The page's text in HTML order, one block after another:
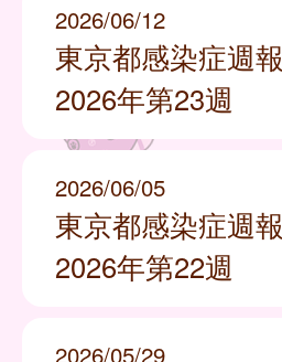
2026/06/12
東京都感染症週報
2026年第23週
2026/06/05
東京都感染症週報
2026年第22週
2026/05/29